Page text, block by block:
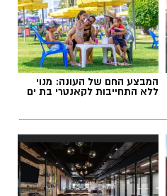
המבצע החם של העונה: מנוי
ללא התחייבות לקאנטרי בת ים